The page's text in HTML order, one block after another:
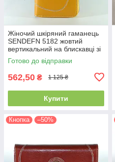
Жіночий шкіряний гаманець
SENDEFN 5182 жовтий
вертикальний на блискавці зі
знімним ремінцем
Готово до відправки
562,50 ₴ 1 125 ₴
Купити
Кнопка –50%